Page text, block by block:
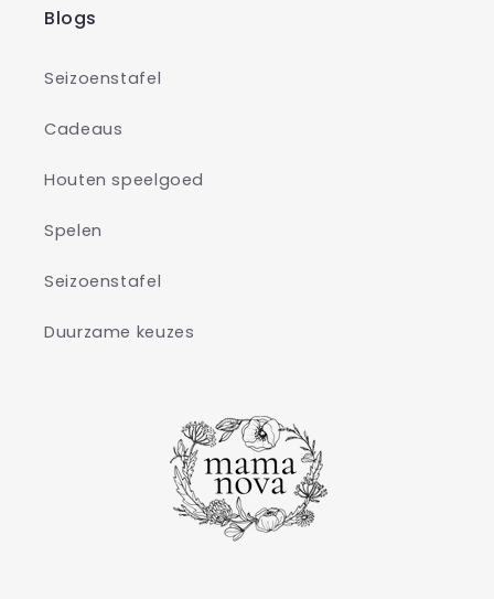
Blogs
Seizoenstafel
Cadeaus
Houten speelgoed
Spelen
Seizoenstafel
Duurzame keuzes